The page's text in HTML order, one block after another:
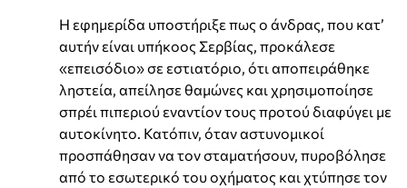
Η εφημερίδα υποστήριξε πως ο άνδρας, που κατ’
αυτήν είναι υπήκοος Σερβίας, προκάλεσε
«επεισόδιο» σε εστιατόριο, ότι αποπειράθηκε
ληστεία, απείλησε θαμώνες και χρησιμοποίησε
σπρέι πιπεριού εναντίον τους προτού διαφύγει με
αυτοκίνητο. Κατόπιν, όταν αστυνομικοί
προσπάθησαν να τον σταματήσουν, πυροβόλησε
από το εσωτερικό του οχήματος και χτύπησε τον